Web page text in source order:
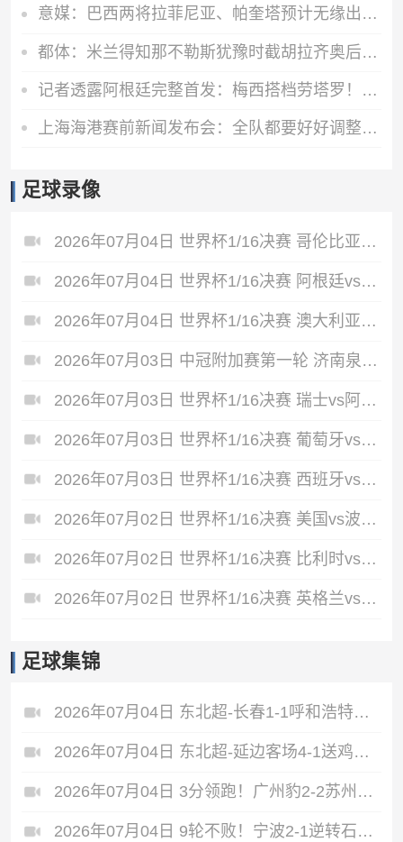
意媒：巴西两将拉菲尼亚、帕奎塔预计无缘出战挪威
都体：米兰得知那不勒斯犹豫时截胡拉齐奥后卫吉拉，双方接近签约
记者透露阿根廷完整首发：梅西搭档劳塔罗！梅迪纳、阿尔马达出战
上海海港赛前新闻发布会：全队都要好好调整，为明天比赛做足准备
足球录像
2026年07月04日 世界杯1/16决赛 哥伦比亚vs加纳 全场录像
2026年07月04日 世界杯1/16决赛 阿根廷vs佛得角 全场录像
2026年07月04日 世界杯1/16决赛 澳大利亚vs埃及 全场录像
2026年07月03日 中冠附加赛第一轮 济南泉盛山大 VS 广州海珠醒派 全场录像
2026年07月03日 世界杯1/16决赛 瑞士vs阿尔及利亚 全场录像
2026年07月03日 世界杯1/16决赛 葡萄牙vs克罗地亚 全场录像
2026年07月03日 世界杯1/16决赛 西班牙vs奥地利 全场录像
2026年07月02日 世界杯1/16决赛 美国vs波黑 全场录像
2026年07月02日 世界杯1/16决赛 比利时vs塞内加尔 全场录像
2026年07月02日 世界杯1/16决赛 英格兰vs民主刚果 全场录像
足球集锦
2026年07月04日 东北超-长春1-1呼和浩特不败领跑 呼和浩特4轮3平1负仍不胜
2026年07月04日 东北超-延边客场4-1送鸡西四连败 延边收获2连胜
2026年07月04日 3分领跑！广州豹2-2苏州东吴 卡马拉救主罗萨&埃斯特雷拉世界波
2026年07月04日 9轮不败！宁波2-1逆转石家庄功夫 莱昂纳多造点+点射刘洋制胜